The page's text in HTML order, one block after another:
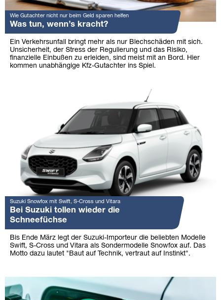
Wie Gutachter nicht nur beim Geld sparen helfen
Was tun, wenn’s kracht?
Ein Verkehrsunfall bringt mehr als nur Blechschäden mit sich.
Unsicherheit, der Stress der Regulierung und das Risiko,
finanzielle Einbußen zu erleiden, sind meist mit an Bord. Hier
kommen unabhängige Kfz-Gutachter ins Spiel.
Suzuki Snowfox mit Swift, S-Cross und Vitara
Bei Suzuki tollen wieder die
Schneefüchse
Bis Ende März legt der Suzuki-Importeur die beliebten Modelle
Swift, S-Cross und Vitara als Sondermodelle Snowfox auf. Das
Motto dazu lautet "Baut auf Technik, vertraut auf Instinkt".